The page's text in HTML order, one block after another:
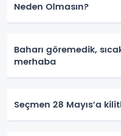
Neden Olmasın?
Baharı göremedik,
merhaba
Seçmen 28 Mayıs’a